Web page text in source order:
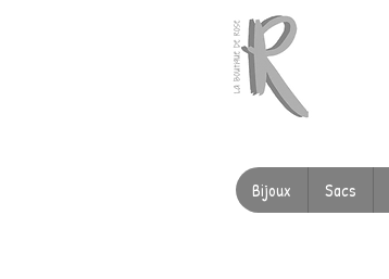
Bijoux Sacs